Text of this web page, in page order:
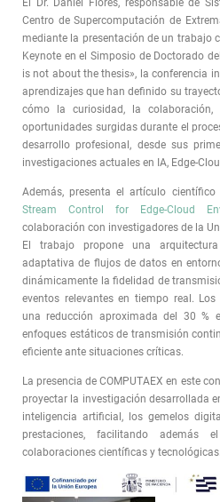
El Dr. Daniel Flores, responsable de
Centro de Supercomputación de
mediante la presentación de un trabajo
Keynote en el Simposio de Doctorado
is not about the thesis», la conferencia
aprendizajes que han definido su
cómo la curiosidad, la
oportunidades surgidas durante el
desarrollo profesional, desde sus
investigaciones actuales en IA, Edge-
Además, presenta el artículo científico
Stream Control for Edge-Cloud
colaboración con investigadores de la
El trabajo propone una
adaptativa de flujos de datos en
dinámicamente la fidelidad de
eventos relevantes en tiempo real.
una reducción aproximada del 30 %
enfoques estáticos de transmisión
eficiente ante situaciones críticas.
La presencia de COMPUTAEX en este
proyectar la investigación desarrollada
inteligencia artificial, los gemelos
prestaciones, facilitando además
colaboraciones científicas y tecnológicas.